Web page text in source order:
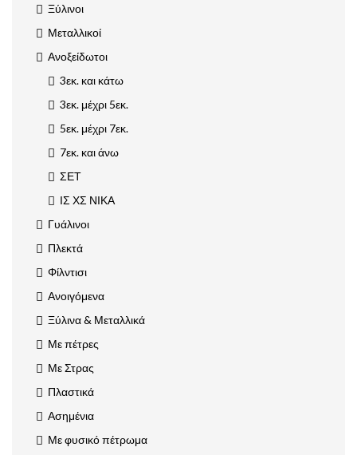
Ξύλινοι
Μεταλλικοί
Ανοξείδωτοι
3εκ. και κάτω
3εκ. μέχρι 5εκ.
5εκ. μέχρι 7εκ.
7εκ. και άνω
ΣΕΤ
ΙΣ ΧΣ ΝΙΚΑ
Γυάλινοι
Πλεκτά
Φίλντισι
Ανοιγόμενα
Ξύλινα & Μεταλλικά
Με πέτρες
Με Στρας
Πλαστικά
Ασημένια
Με φυσικό πέτρωμα